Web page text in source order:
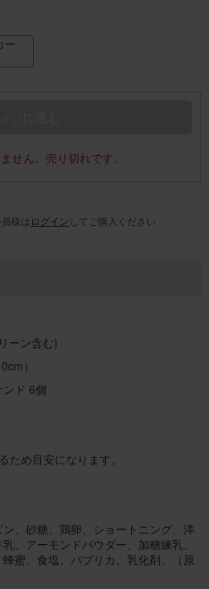
ー
せん。売り切れです。
様は ログイン してご購入ください
ーン含む)
）
ンド 6個
ため目安になります。
、砂糖、鶏卵、ショートニング、洋
、アーモンドパウダー、加糖練乳、
蜜、食塩、パプリカ、乳化剤、（原